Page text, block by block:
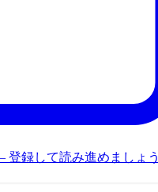
登録して読み進めましょう